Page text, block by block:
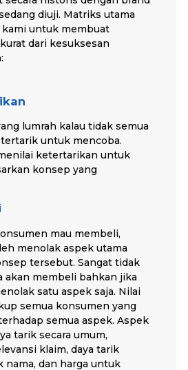
diuji. Matriks utama
untuk membuat
dari kesuksesan
lumrah kalau tidak semua
untuk mencoba.
ketertarikan untuk
konsep yang
mau membeli,
menolak aspek utama
tersebut. Sangat tidak
akan membeli bahkan jika
satu aspek saja. Nilai
semua konsumen yang
semua aspek. Aspek
tarik secara umum,
klaim, daya tarik
nama, dan harga untuk